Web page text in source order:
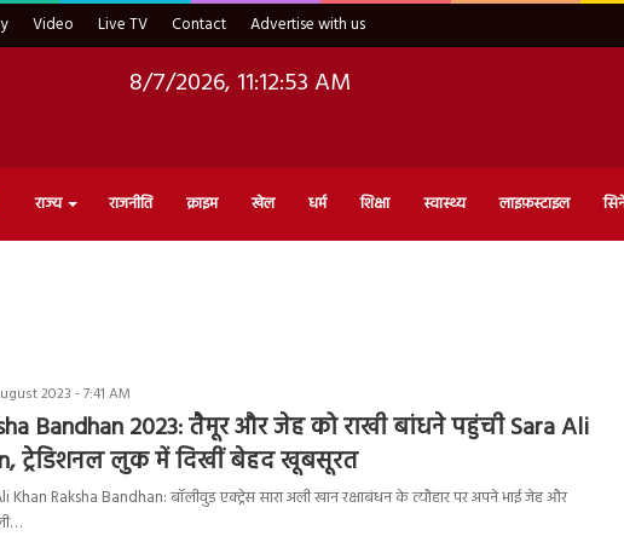
Video Live TV Contact Advertise with us
8/7/2026, 11:12:54 AM
राज्य राजनीति क्राइम खेल धर्म शिक्षा स्वास्थ्य लाइफ़स्टाइल
2023 - 7:41 AM
Bandhan 2023: तैमूर और जेह को राखी बांधने पहुंची Sara Ali
ट्रेडिशनल लुक में दिखीं बेहद खूबसूरत
Khan Raksha Bandhan: बॉलीवुड एक्ट्रेस सारा अली खान रक्षाबंधन के त्यौहार पर अपने भाई जेह और